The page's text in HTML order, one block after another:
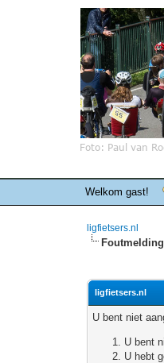
Welkom gast!
ligfietsers.nl
Foutmelding
ligfietsers.nl
U bent niet
U bent
U hebt